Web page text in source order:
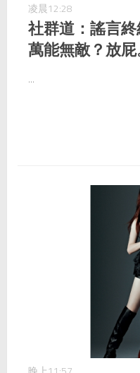
凌晨12:28
社群道：謠言
萬能無敵？放屁
...